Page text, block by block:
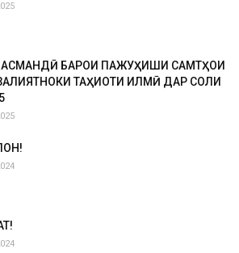
БАРОИ ПАЖУҲИШИ САМТҲОИ
ТАҲҚИҚОТИ ИЛМӢ ДАР СОЛИ